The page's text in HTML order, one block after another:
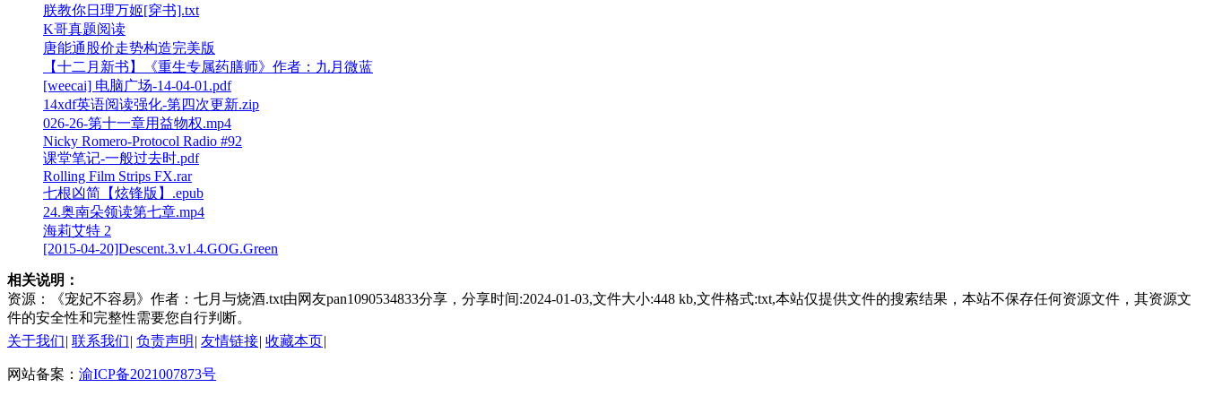
朕教你日理万姬[穿书].txt
K哥真题阅读
唐能通股价走势构造完美版
【十二月新书】《重生专属药膳师》作者：九月微蓝
[weecai] 电脑广场-14-04-01.pdf
14xdf英语阅读强化-第四次更新.zip
026-26-第十一章用益物权.mp4
Nicky Romero-Protocol Radio #92
课堂笔记-一般过去时.pdf
Rolling Film Strips FX.rar
七根凶简【炫锋版】.epub
24.奥南朵领读第七章.mp4
海莉艾特 2
[2015-04-20]Descent.3.v1.4.GOG.Green
相关说明：
资源：《宠妃不容易》作者：七月与烧酒.txt由网友pan1090534833分享，分享时间:2024-01-03,文件大小:448 kb,文件格式:txt,本站仅提供文件的搜索结果，本站不保存任何资源文件，其资源文
件的安全性和完整性需要您自行判断。
关于我们| 联系我们| 负责声明 | 友情链接| 收藏本页|
网站备案： 渝ICP备2021007873号